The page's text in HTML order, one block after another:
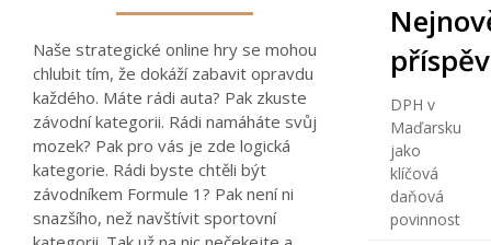
Naše strategické online hry se mohou
chlubit tím, že dokáží zabavit opravdu
každého. Máte rádi auta? Pak zkuste
závodní kategorii. Rádi namáháte svůj
mozek? Pak pro vás je zde logická
kategorie. Rádi byste chtěli být
závodníkem Formule 1? Pak není ni
snazšího, než navštívit sportovní
DPH v
Maďarsku
jako
klíčová
daňová
povinnost